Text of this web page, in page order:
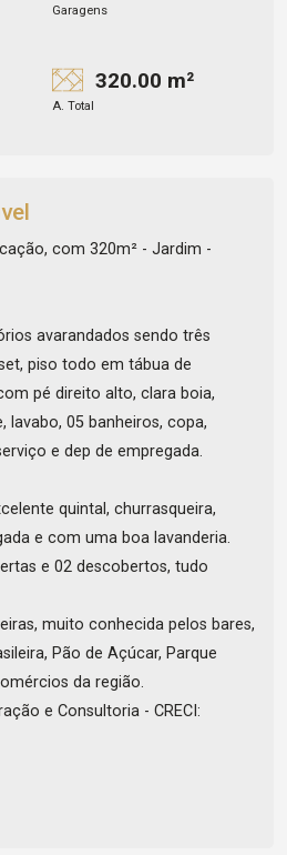
Garagens
320.00 m²
A. Total
com 320m² - Jardim -
avarandados sendo três
piso todo em tábua de
pé direito alto, clara boia,
lavabo, 05 banheiros, copa,
e dep de empregada.
quintal, churrasqueira,
e com uma boa lavanderia.
e 02 descobertos, tudo
muito conhecida pelos bares,
Pão de Açúcar, Parque
da região.
e Consultoria - CRECI: